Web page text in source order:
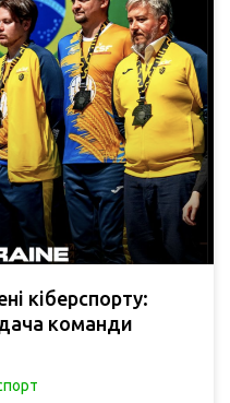
кіберспорту:
команди